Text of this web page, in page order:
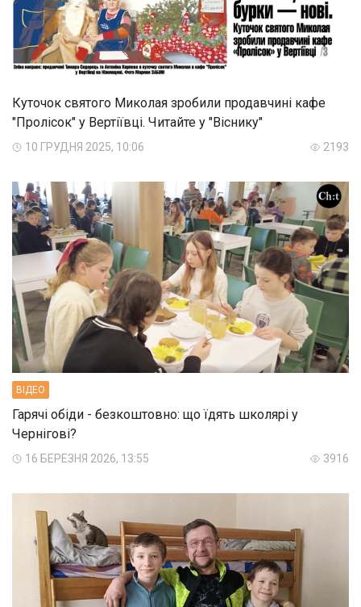
Куточок святого Миколая зробили продавчині кафе
"Пролісок" у Вертіївці. Читайте у "Віснику"
10 ГРУДНЯ 2025, 10:06 2193
ВIДЕО
Гарячі обіди - безкоштовно: що їдять школярі у
Чернігові?
16 БЕРЕЗНЯ 2026, 13:55 3916